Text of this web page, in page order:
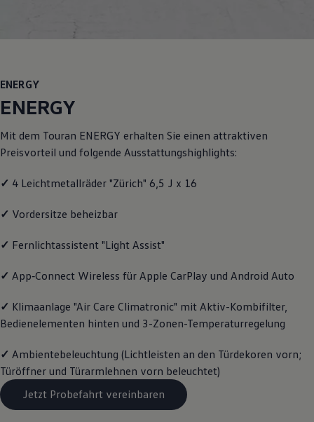
Pannen- und Unfallhilfe
Individualisieren
Wallbox und Ladekabel
Digitale Extras
Volkswagen Apps, Login und Shop
Updates für Software, Karten und Radio
Vorgängermodelle
Kundeninformationen
Warn- und Kontrollleuchten
Digitale Betriebsanleitung
Live Beratung
Magazin
Transport
Familie
Elektromobilität
Volkswagen R
Pannen- und Unfallhilfe
Volkswagen Kundenbetreuung
ENERGY
ENERGY
Mit dem Touran ENERGY erhalten Sie einen attraktiven
Preisvorteil und folgende Ausstattungshighlights:
✓ 4 Leichtmetallräder "Zürich" 6,5 J x 16
✓ Vordersitze beheizbar
✓ Fernlichtassistent "Light Assist"
✓ App‑Connect Wireless für Apple CarPlay und Android Auto
✓ Klimaanlage "Air Care Climatronic" mit Aktiv-Kombifilter,
Bedienelementen hinten und 3-Zonen-Temperaturregelung
✓ Ambientebeleuchtung (Lichtleisten an den Türdekoren vorn;
Türöffner und Türarmlehnen vorn beleuchtet)
Jetzt Probefahrt vereinbaren